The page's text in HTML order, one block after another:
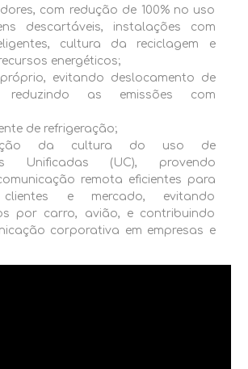
com redução de 100% no uso
descartáveis, instalações com
cultura da reciclagem e
energéticos;
evitando deslocamento de
reduzindo as emissões com
de refrigeração;
da cultura do uso de
Unificadas (UC), provendo
remota eficientes para
e mercado, evitando
por carro, avião, e contribuindo
corporativa em empresas e